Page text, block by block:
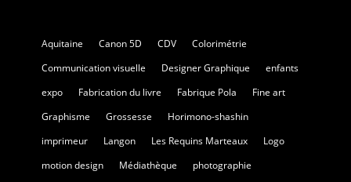
Aquitaine Canon 5D CDV
Colorimétrie
Communication visuelle
Designer Graphique
enfants
expo
Fabrication du livre Fabrique Pola
Fine art
Graphisme
Grossesse
Horimono-shashin
imprimeur
Langon Les Requins Marteaux
Logo
motion design
Médiathèque
photographie